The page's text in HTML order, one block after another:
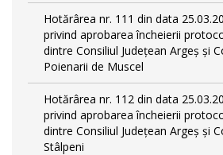
Hotărârea nr. 111 din data
privind aprobarea încheierii
dintre Consiliul Județean Argeș și
Poienarii de Muscel
Hotărârea nr. 112 din data
privind aprobarea încheierii
dintre Consiliul Județean Argeș și
Stâlpeni